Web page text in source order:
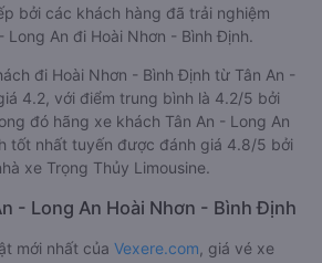
bởi các khách hàng đã trải nghiệm
Long An đi Hoài Nhơn - Bình Định.
đi Hoài Nhơn - Bình Định từ Tân An -
4.2, với điểm trung bình là 4.2/5 bởi
đó hãng xe khách Tân An - Long An
tốt nhất tuyến được đánh giá 4.8/5 bởi
xe Trọng Thủy Limousine.
- Long An Hoài Nhơn - Bình Định
mới nhất của Vexere.com , giá vé xe